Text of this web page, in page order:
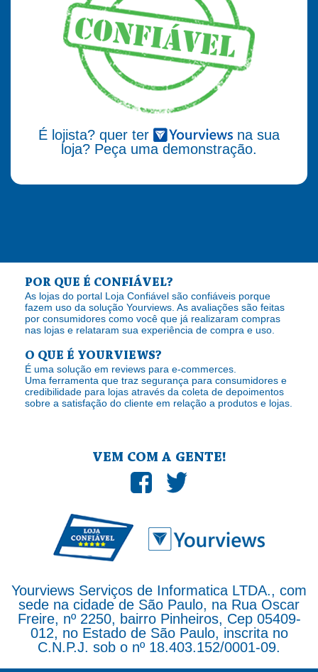
É lojista? quer ter
na sua
loja? Peça uma demonstração.
POR QUE É CONFIÁVEL?
As lojas do portal Loja Confiável são confiáveis porque
fazem uso da solução Yourviews. As avaliações são feitas
por consumidores como você que já realizaram compras
nas lojas e relataram sua experiência de compra e uso.
O QUE É YOURVIEWS?
É uma solução em reviews para e-commerces.
Uma ferramenta que traz segurança para consumidores e
credibilidade para lojas através da coleta de depoimentos
sobre a satisfação do cliente em relação a produtos e lojas.
VEM COM A GENTE!
Yourviews Serviços de Informatica LTDA., com
sede na cidade de São Paulo, na Rua Oscar
Freire, nº 2250, bairro Pinheiros, Cep 05409-
012, no Estado de São Paulo, inscrita no
C.N.P.J. sob o nº 18.403.152/0001-09.